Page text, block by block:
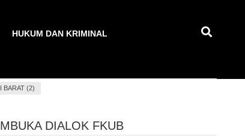
HUKUM DAN KRIMINAL
BARAT (2)
DIALOK FKUB